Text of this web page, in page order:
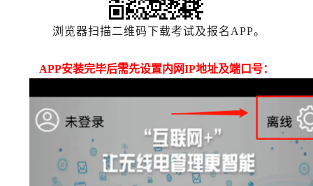
浏览器扫描二维码下载考试及报名APP。
APP安装完毕后需先设置内网IP地址及端口号：